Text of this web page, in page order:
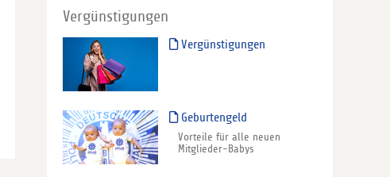
Vergünstigungen
Vergünstigungen
Geburtengeld
Vorteile für alle neuen
Mitglieder-Babys